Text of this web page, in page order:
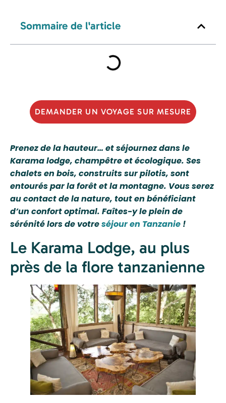
Prenez de la hauteur… et séjournez dans le
Karama lodge, champêtre et écologique. Ses
chalets en bois, construits sur pilotis, sont
entourés par la forêt et la montagne. Vous serez
au contact de la nature, tout en bénéficiant
d’un confort optimal. Faîtes-y le plein de
sérénité lors de votreséjour en Tanzanie !
Le Karama Lodge, au plus
près de la flore tanzanienne
Sommaire de l'article
DEMANDER UN VOYAGE SUR MESURE